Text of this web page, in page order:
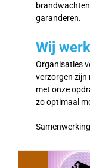
garanderen.
Wij
Organisaties
verzorgen zijn
met onze
zo optimaal